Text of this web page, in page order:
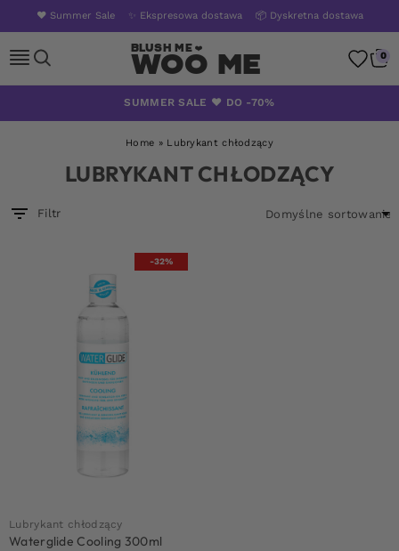
❤️ Summer Sale ✨ Ekspresowa dostawa 📦 Dyskretna dostawa
Woo Me 0
SUMMER SALE ❤️ DO -70%
Home » Lubrykant chłodzący
LUBRYKANT CHŁODZĄCY
Filtr
-32%
Lubrykant chłodzący
Waterglide Cooling 300ml